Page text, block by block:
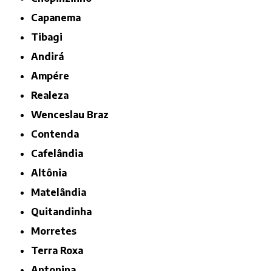
Capanema
Tibagi
Andirá
Ampére
Realeza
Wenceslau Braz
Contenda
Cafelândia
Altônia
Matelândia
Quitandinha
Morretes
Terra Roxa